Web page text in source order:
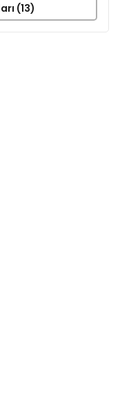
(13)